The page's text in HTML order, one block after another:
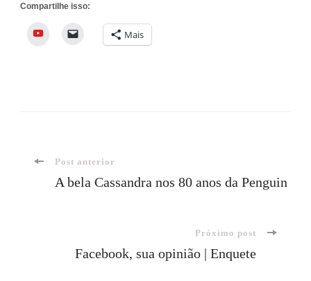
Compartilhe isso:
YouTube Mais
Navegação
post
Post anterior
A bela Cassandra nos 80 anos da Penguin
Próximo post
Facebook, sua opinião | Enquete